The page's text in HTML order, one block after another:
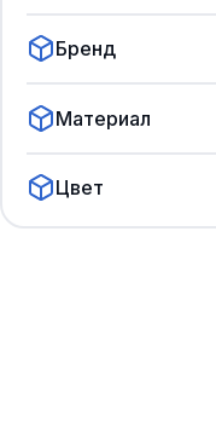
Бренд
Материал
Цвет